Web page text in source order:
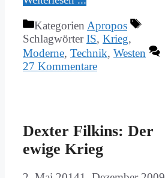
Kategorien Apropos
SchlagwörterIS, Krieg,
Moderne, Technik, Westen
27 Kommentare
Dex­ter Fil­kins: Der
ewi­ge Krieg